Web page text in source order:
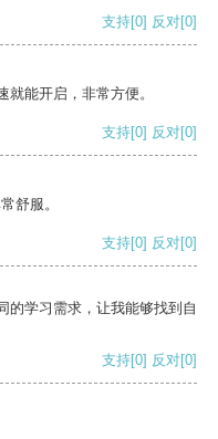
支持[0] 反对[0]
能开启，非常方便。
支持[0] 反对[0]
舒服。
支持[0] 反对[0]
的学习需求，让我能够找到自
支持[0] 反对[0]